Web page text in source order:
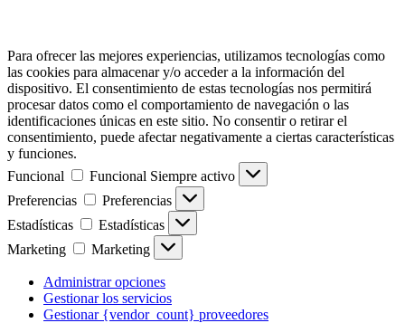
Para ofrecer las mejores experiencias, utilizamos tecnologías como
las cookies para almacenar y/o acceder a la información del
dispositivo. El consentimiento de estas tecnologías nos permitirá
procesar datos como el comportamiento de navegación o las
identificaciones únicas en este sitio. No consentir o retirar el
consentimiento, puede afectar negativamente a ciertas características
y funciones.
Funcional
Funcional Siempre activo
Preferencias
Preferencias
Estadísticas
Estadísticas
Marketing
Marketing
Administrar opciones
Gestionar los servicios
Gestionar {vendor_count} proveedores